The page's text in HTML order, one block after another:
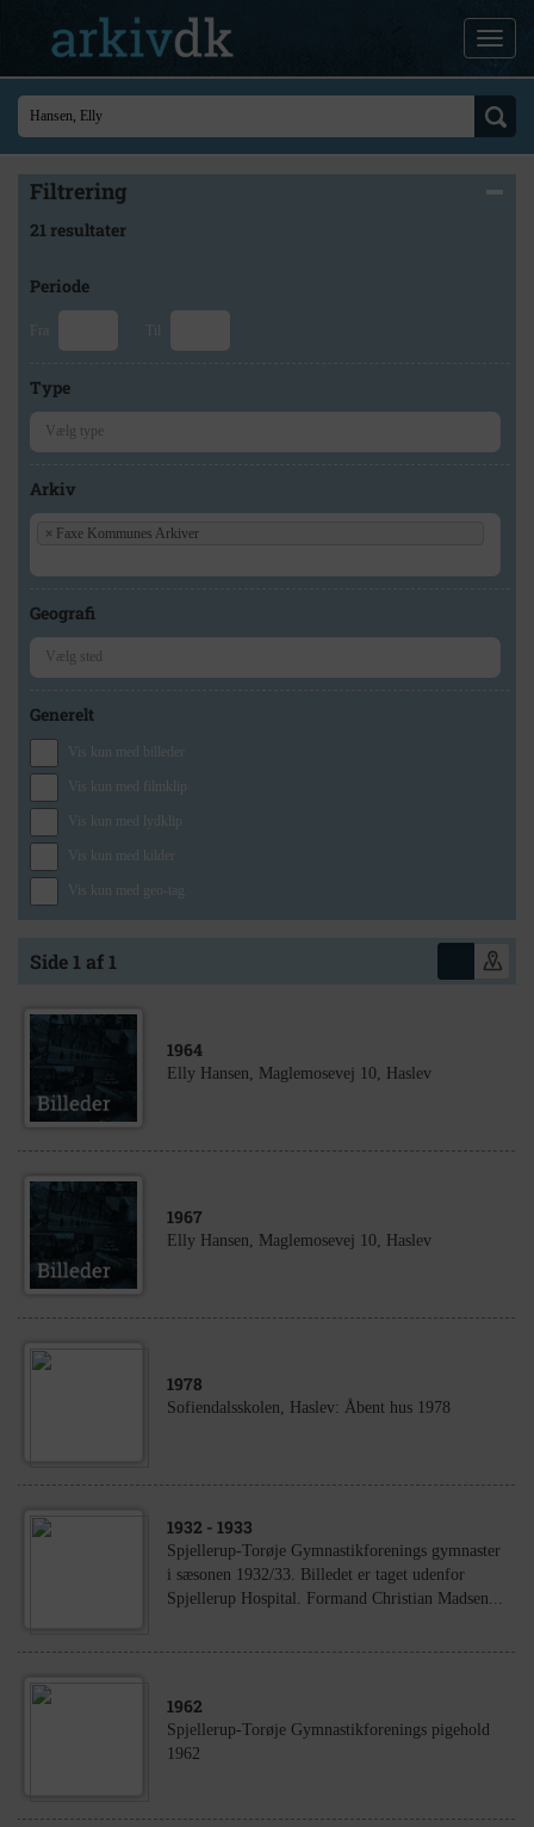
Filtrering
21 resultater
Periode
Fra Til
Type
Arkiv
× Faxe Kommunes Arkiver
Geografi
Generelt
Vis kun med billeder
Vis kun med filmklip
Vis kun med lydklip
Vis kun med kilder
Vis kun med geo-tag
Side 1 af 1
1964
Elly Hansen, Maglemosevej 10, Haslev
1967
Elly Hansen, Maglemosevej 10, Haslev
1978
Sofiendalsskolen, Haslev: Åbent hus 1978
1932 - 1933
Spjellerup-Torøje Gymnastikforenings gymnaster
i sæsonen 1932/33. Billedet er taget udenfor
Spjellerup Hospital. Formand Christian Madsen...
1962
Spjellerup-Torøje Gymnastikforenings pigehold
1962